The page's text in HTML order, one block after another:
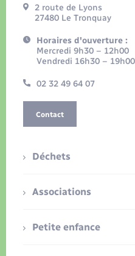
2 route de Lyons
27480 Le Tronquay
Horaires d'ouverture :
Mercredi 9h30 – 12h00
Vendredi 16h30 – 19h00
02 32 49 64 07
Contact
Déchets
Associations
Petite enfance